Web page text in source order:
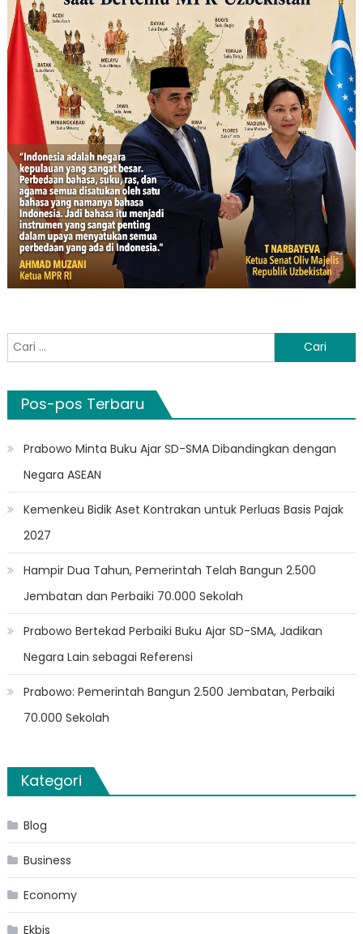
Cari
untuk:
Pos-pos Terbaru
Prabowo Minta Buku Ajar SD-SMA Dibandingkan dengan
Negara ASEAN
Kemenkeu Bidik Aset Kontrakan untuk Perluas Basis Pajak
2027
Hampir Dua Tahun, Pemerintah Telah Bangun 2.500
Jembatan dan Perbaiki 70.000 Sekolah
Prabowo Bertekad Perbaiki Buku Ajar SD-SMA, Jadikan
Negara Lain sebagai Referensi
Prabowo: Pemerintah Bangun 2.500 Jembatan, Perbaiki
70.000 Sekolah
Kategori
Blog
Business
Economy
Ekbis